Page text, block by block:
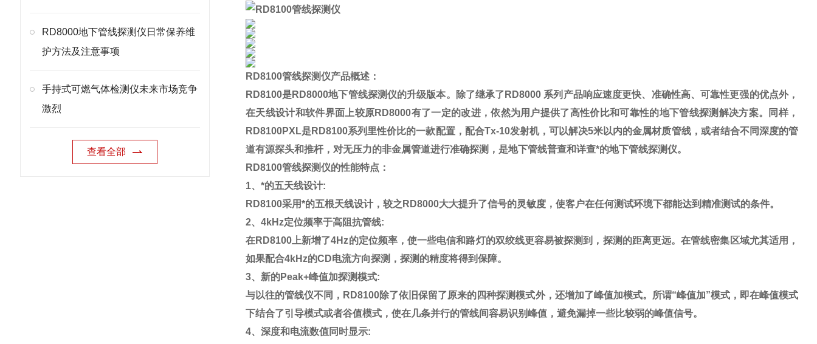
RD8000地下管线探测仪日常保养维
护方法及注意事项
手持式可燃气体检测仪未来市场竞争
激烈
查看全部
RD8100管线探测仪产品概述：
RD8100是RD8000地下管线探测仪的升级版本。除了继承了 RD8000 系列产品响应速度更快、准确性高、可靠性更强的优点外，
在天线设计和软件界面上较原RD8000有了一定的改进，依然为用户提供了高性价比和可靠性的地下管线探测解决方案。同样，
RD8100PXL是RD8100系列里性价比的一款配置，配合Tx-10发射机，可以解决5米以内的金属材质管线，或者结合不同深度的管
道有源探头和推杆，对无压力的非金属管道进行准确探测，是地下管线普查和详查*的地下管线探测仪。
RD8100管线探测仪的性能特点：
1、*的五天线设计:
RD8100采用*的五根天线设计，较之 RD8000大大提升了信号的灵敏度，使客户在任何测试环境下都能达到精准测试的条件。
2、 4kHz定位频率于高阻抗管线:
在RD8100 上新增了4Hz的定位频率，使一些电信和路灯的双绞线更容易被探测到，探测的距离更远。在管线密集区域尤其适用，
如果配合4kHz的CD电流方向探测，探测的精度将得到保障。
3、新的Peak+峰值加探测模式:
与以往的管线仪不同， RD8100除了依旧保留了原来的四种探测模式外，还增加了峰值加模式。所谓“峰值加”模式，即在峰值模式
下结合了引导模式或者谷值模式，使在几条并行的管线间容易识别峰值，避免漏掉一些比较弱的峰值信号。
4、深度和电流数值同时显示: